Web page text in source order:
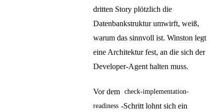
dritten Story plötzlich die
Datenbankstruktur umwirft, weiß,
warum das sinnvoll ist. Winston legt
eine Architektur fest, an die sich der
Developer-Agent halten muss.
Vor dem check-implementation-
readiness -Schritt lohnt sich ein